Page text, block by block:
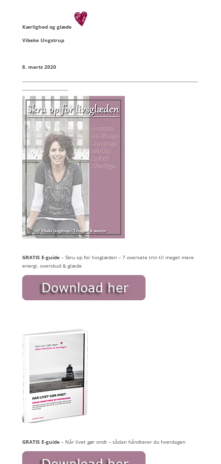
Kærlighed og glæde
Vibeke Ungstrup
8. marts 2020
GRATIS E-guide– Skru op for livsglæden – 7 oversete trin til meget mere
energi, overskud & glæde
GRATIS E-guide– Når livet gør ondt – sådan håndterer du hverdagen